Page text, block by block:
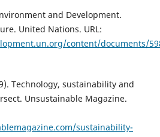
and Development.
United Nations. URL:
content/documents/
Technology, sustainability and
Unsustainable Magazine.
sustainability-